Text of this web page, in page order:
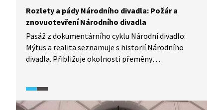
Rozlety a pády Národního divadla: Požár a
znovuotevření Národního divadla
Pasáž z dokumentárního cyklu Národní divadlo:
Mýtus a realita seznamuje s historií Národního
divadla. Přibližuje okolnosti přeměny
zmiňuje o cizích operách, které byly v Národním
divadle jako první hrány, a v poslední řadě